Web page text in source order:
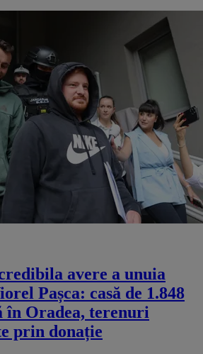
avere a unuia
Pașca: casă de 1.848
în Oradea, terenuri
prin donație